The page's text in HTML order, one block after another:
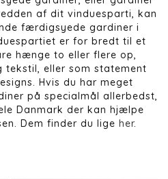
af dit vinduesparti, kan
færdigsyede gardiner i
er for bredt til et
hænge to eller flere op,
tekstil, eller som statement
Hvis du har meget
på specialmål allerbedst,
Danmark der kan hjælpe
Dem finder du lige her.